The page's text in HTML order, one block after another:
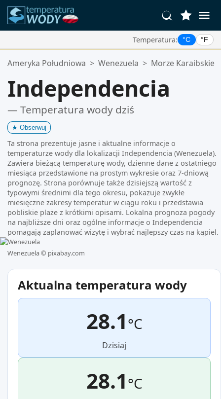
Temperatura: °C °F
Twoje Ulubione Lokalizacje:
Ameryka Południowa > Wenezuela > Morze Karaibskie
Independencia
— Temperatura wody dziś
★ Obserwuj
Ta strona prezentuje jasne i aktualne informacje o
temperaturze wody dla lokalizacji Independencia (Wenezuela).
Zawiera bieżącą temperaturę wody, dzienne dane z ostatniego
miesiąca przedstawione na prostym wykresie oraz 7-dniową
prognozę. Strona porównuje także dzisiejszą wartość z
typowymi średnimi dla tego okresu, pokazuje zwykłe
miesięczne zakresy temperatur w ciągu roku i przedstawia
pobliskie plaże z krótkimi opisami. Lokalna prognoza pogody
na najbliższe dni oraz ogólne informacje o Independencia
pomagają zaplanować wizytę i wybrać najlepszy czas na kąpiel.
Wenezuela © pixabay.com
Aktualna temperatura wody
28.1°C
Dzisiaj
28.1°C